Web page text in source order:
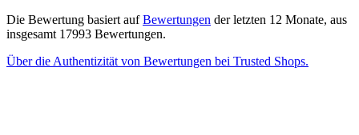
Die Bewertung basiert aufBewertungen der letzten 12 Monate, aus
insgesamt 17993 Bewertungen.
Über die Authentizität von Bewertungen bei Trusted Shops.